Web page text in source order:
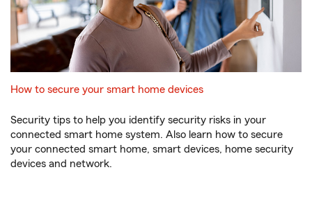
How to secure your smart home devices
Security tips to help you identify security risks in your
connected smart home system. Also learn how to secure
your connected smart home, smart devices, home security
devices and network.